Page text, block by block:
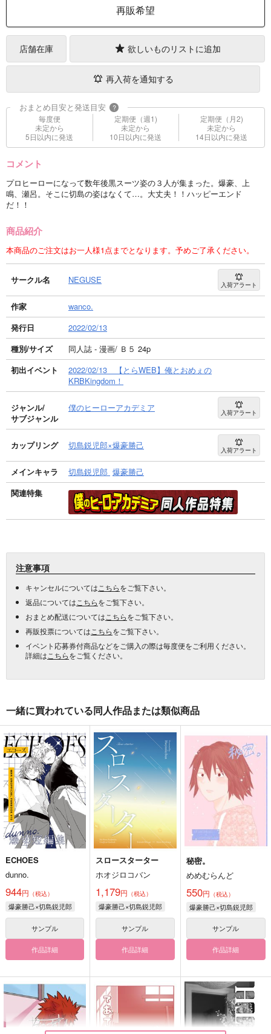
再販希望
店舗在庫 欲しいものリストに追加
再入荷を通知する
おまとめ目安と発送目安 ?
毎度便
未定から
5日以内に発送
定期便（週1)
未定から
10日以内に発送
定期便（月2)
未定から
14日以内に発送
コメント
プロヒーローになって数年後黒スーツ姿の３人が集まった。爆豪、上
鳴、瀬呂。そこに切島の姿はなくて…。大丈夫！！ハッピーエンド
だ！！
商品紹介
本商品のご注文はお一人様1点までとなります。予めご了承ください。
サークル名 NEGUSE 入荷アラート
作家
wanco.
発行日
2022/02/13
種別/サイズ
同人誌 - 漫画/ Ｂ５ 24p
初出イベント
2022/02/13 【とらWEB】俺とおめぇの
KRBKingdom！
ジャンル/
サブジャンル
僕のヒーローアカデミア 入荷アラート
カップリング 切島鋭児郎×爆豪勝己 入荷アラート
メインキャラ 切島鋭児郎 爆豪勝己
関連特集
注意事項
キャンセルについては こちらをご覧下さい。
返品については こちらをご覧下さい。
おまとめ配送については こちらをご覧下さい。
再販投票については こちらをご覧下さい。
イベント応募券付商品などをご購入の際は毎度便をご利用ください。
詳細は こちらをご覧ください。
一緒に買われている同人作品または類似商品
ECHOES
dunno.
944円 （税込）
爆豪勝己×切島鋭児郎
サンプル
作品詳細
スロースターター
ホオジロコバン
1,179円 （税込）
爆豪勝己×切島鋭児郎
サンプル
作品詳細
秘密。
めめむらんど
550円 （税込）
爆豪勝己×切島鋭児郎
サンプル
作品詳細